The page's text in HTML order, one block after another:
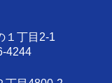
１丁目2-1
4244